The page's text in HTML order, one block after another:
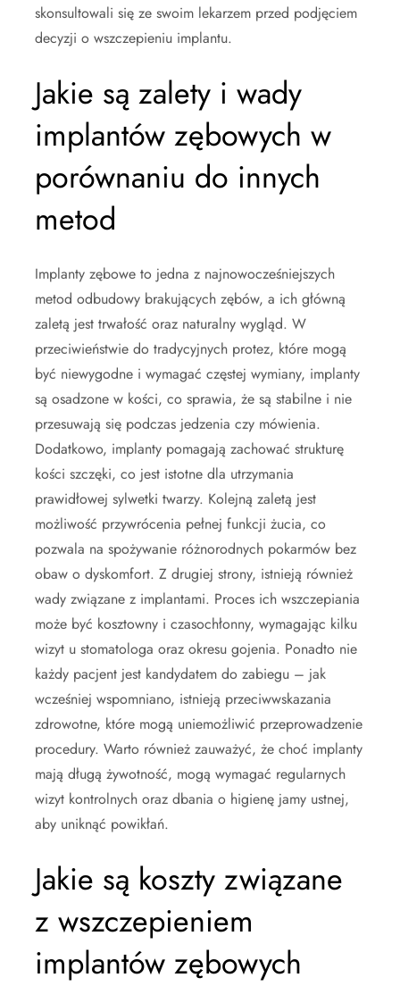
skonsultowali się ze swoim lekarzem przed podjęciem
decyzji o wszczepieniu implantu.
Jakie są zalety i wady
implantów zębowych w
porównaniu do innych
metod
Implanty zębowe to jedna z najnowocześniejszych
metod odbudowy brakujących zębów, a ich główną
zaletą jest trwałość oraz naturalny wygląd. W
przeciwieństwie do tradycyjnych protez, które mogą
być niewygodne i wymagać częstej wymiany, implanty
są osadzone w kości, co sprawia, że są stabilne i nie
przesuwają się podczas jedzenia czy mówienia.
Dodatkowo, implanty pomagają zachować strukturę
kości szczęki, co jest istotne dla utrzymania
prawidłowej sylwetki twarzy. Kolejną zaletą jest
możliwość przywrócenia pełnej funkcji żucia, co
pozwala na spożywanie różnorodnych pokarmów bez
obaw o dyskomfort. Z drugiej strony, istnieją również
wady związane z implantami. Proces ich wszczepiania
może być kosztowny i czasochłonny, wymagając kilku
wizyt u stomatologa oraz okresu gojenia. Ponadto nie
każdy pacjent jest kandydatem do zabiegu – jak
wcześniej wspomniano, istnieją przeciwwskazania
zdrowotne, które mogą uniemożliwić przeprowadzenie
procedury. Warto również zauważyć, że choć implanty
mają długą żywotność, mogą wymagać regularnych
wizyt kontrolnych oraz dbania o higienę jamy ustnej,
aby uniknąć powikłań.
Jakie są koszty związane
z wszczepieniem
implantów zębowych